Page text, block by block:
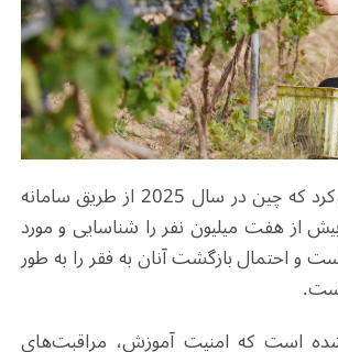
این وزارتخانه اعلام کرد که چین در سال 2025 از طریق سامانه
از هفت میلیون نفر را شناسایی و مورد
و احتمال بازگشت آنان به فقر را به طور
است که امنیت آموزش، مراقبت‌های